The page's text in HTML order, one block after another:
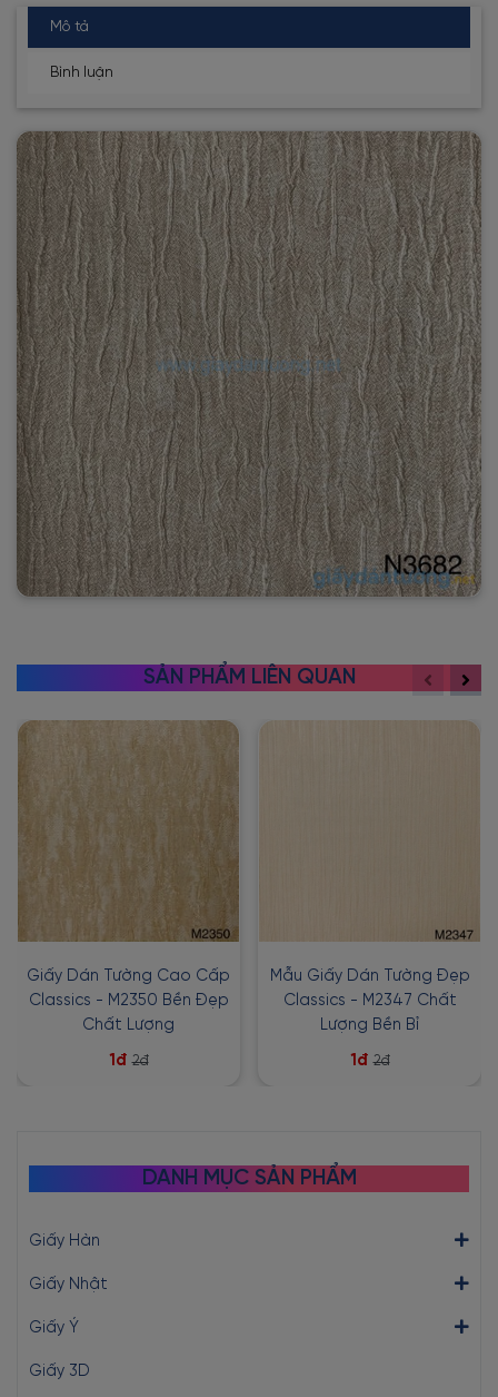
Mô tả
Bình luận
SẢN PHẨM LIÊN QUAN
Giấy Dán Tường Cao Cấp
Classics - M2350 Bền Đẹp
Chất Lượng
1đ 2đ
Mẫu Giấy Dán Tường Đẹp
Classics - M2347 Chất
Lượng Bền Bỉ
1đ 2đ
DANH MỤC SẢN PHẨM
Giấy Hàn
Giấy Nhật
Giấy Ý
Giấy 3D